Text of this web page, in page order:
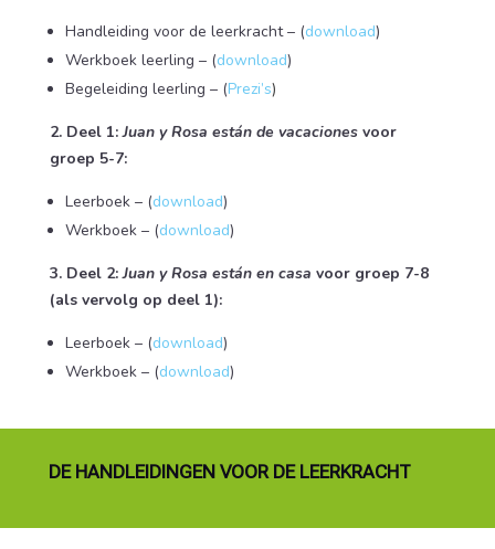
Handleiding voor de leerkracht – (download)
Werkboek leerling – (download)
Begeleiding leerling – (Prezi’s)
2. Deel 1: Juan y Rosa están de vacacionesvoor
groep 5-7:
Leerboek – (download)
Werkboek – (download)
3. Deel 2: Juan y Rosa están en casa voor groep 7-8
(als vervolg op deel 1):
Leerboek – (download)
Werkboek – (download)
DE HANDLEIDINGEN VOOR DE LEERKRACHT